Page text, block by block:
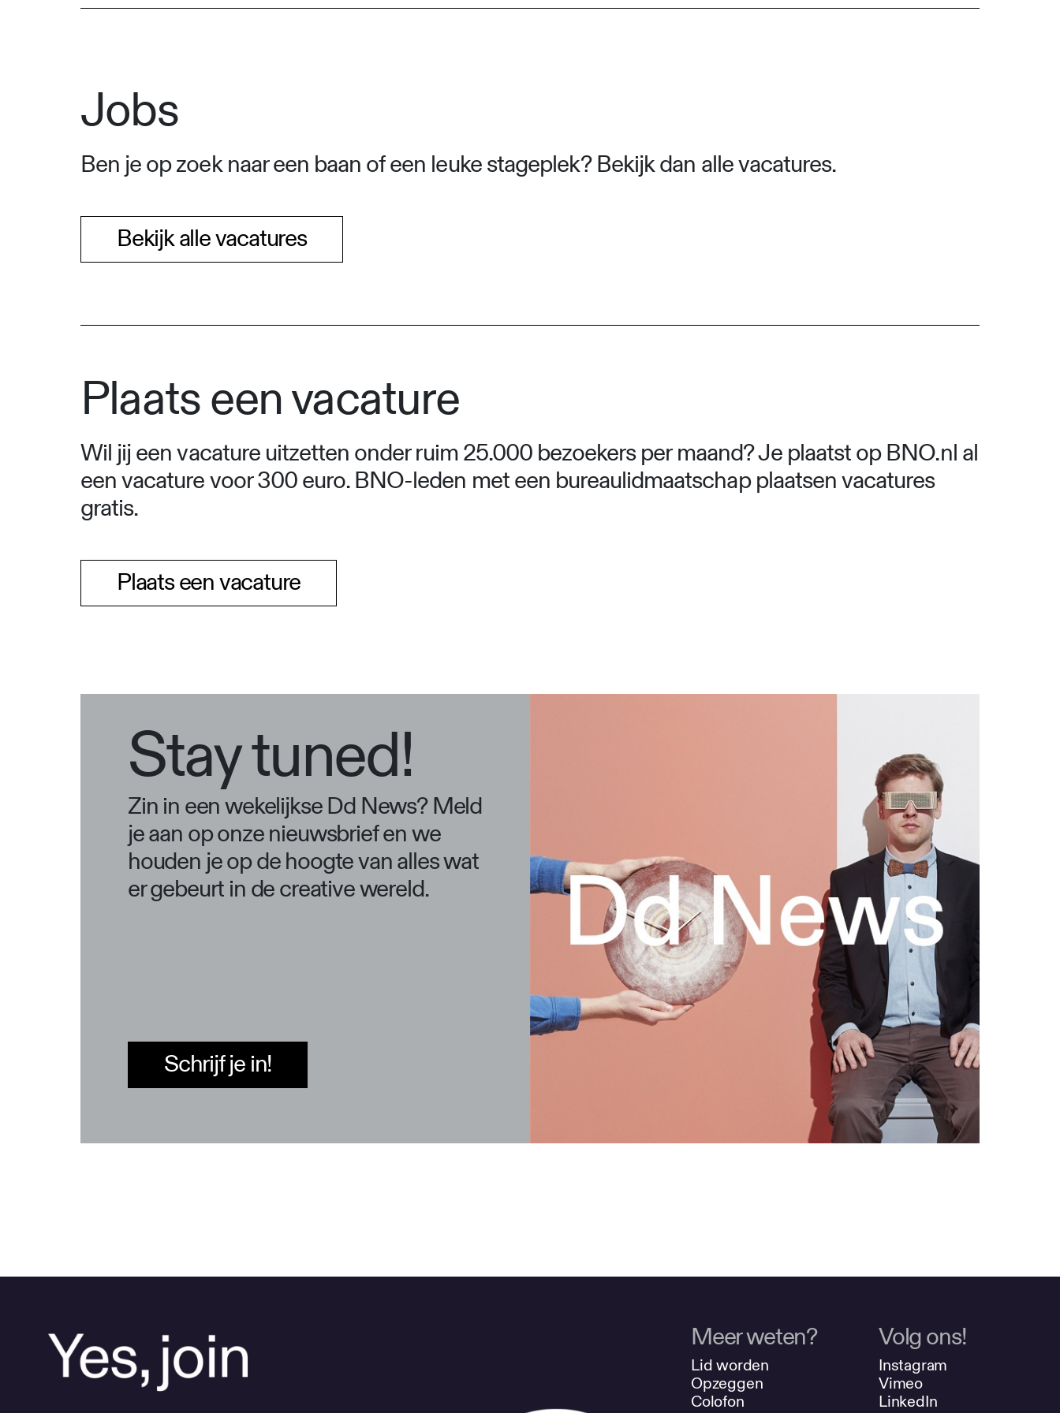
Jobs
Ben je op zoek naar een baan of een leuke stageplek? Bekijk dan alle vacatures.
Bekijk alle vacatures
Plaats een vacature
Wil jij een vacature uitzetten onder ruim 25.000 bezoekers per maand? Je plaatst op BNO.nl al
een vacature voor 300 euro. BNO-leden met een bureaulidmaatschap plaatsen vacatures
gratis.
Plaats een vacature
Stay tuned!
Zin in een wekelijkse Dd News? Meld
je aan op onze nieuwsbrief en we
houden je op de hoogte van alles wat
er gebeurt in de creative wereld.
Schrijf je in!
Meer weten?
Lid worden
Opzeggen
Colofon
Volg ons!
Instagram
Vimeo
LinkedIn